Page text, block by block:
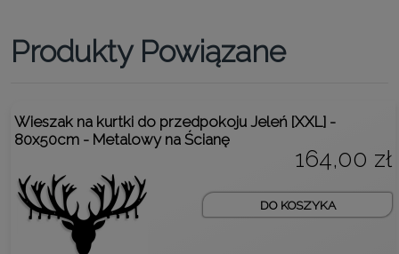
Produkty Powiązane
Wieszak na kurtki do przedpokoju Jeleń [XXL] -
80x50cm - Metalowy na Ścianę
164,00 zł
DO KOSZYKA